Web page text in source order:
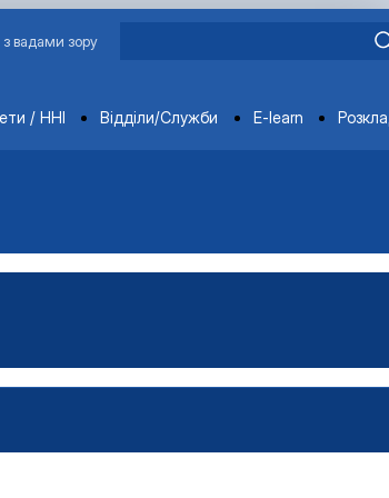
вадами зору
/ ННІ Відділи/Служби E-learn